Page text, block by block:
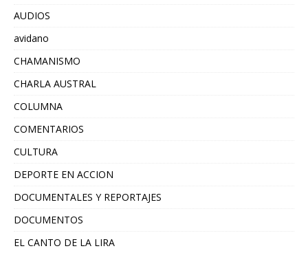
AUDIOS
avidano
CHAMANISMO
CHARLA AUSTRAL
COLUMNA
COMENTARIOS
CULTURA
DEPORTE EN ACCION
DOCUMENTALES Y REPORTAJES
DOCUMENTOS
EL CANTO DE LA LIRA